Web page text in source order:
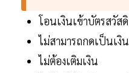
โอนเงินเข้าบัตรสวัส
ไม่สามารถกดเป็นเงิ
ไม่ต้องเติมเงิน